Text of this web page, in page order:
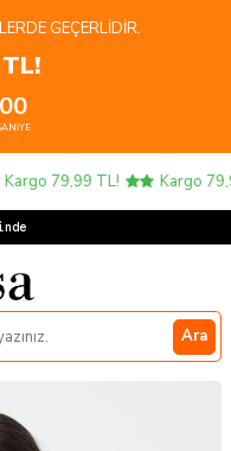
GEÇERLIDIR.
00
79,99 TL! Kargo
Ara